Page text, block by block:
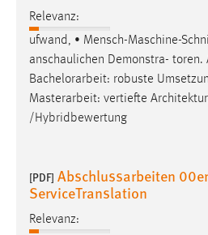
Relevanz:
ufwand, • Mensch-Maschine-
anschaulichen Demonstra- toren.
Bachelorarbeit: robuste
Masterarbeit: vertiefte
/Hybridbewertung
[PDF] Abschlussarbeiten
ServiceTranslation
Relevanz:
Cookie Laufzeit:
30 Tage
Chat
chat-frame-style-
Zweck:
Wird benötigt um die